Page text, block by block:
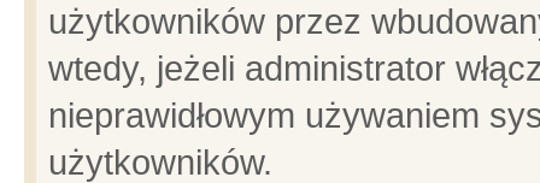
użytkowników przez
wtedy, jeżeli administrator
nieprawidłowym używaniem
użytkowników.